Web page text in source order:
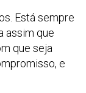
Está sempre
assim que
que seja
e